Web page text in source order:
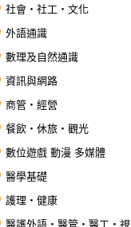
社會‧社工‧文化
外語通識
數理及自然通識
資訊與網路
商管‧經營
餐飲‧休旅‧觀光
數位遊戲 動漫 多媒體
醫學基礎
護理‧健康
醫護外語‧醫管‧醫工‧視